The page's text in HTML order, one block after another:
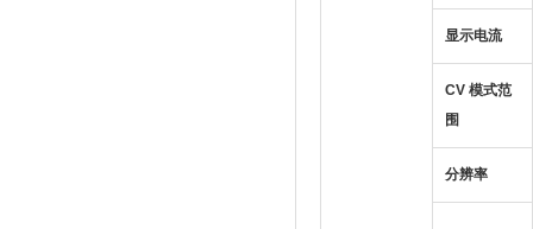
显示电流
CV 模式范
围
分辨率